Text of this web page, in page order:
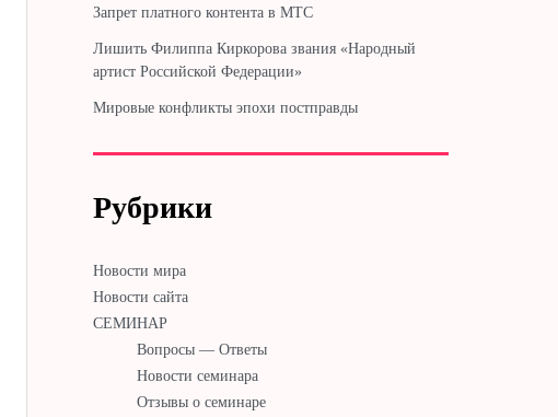
Запрет платного контента в МТС
Лишить Филиппа Киркорова звания «Народный
артист Российской Федерации»
Мировые конфликты эпохи постправды
Рубрики
Новости мира
Новости сайта
СЕМИНАР
Вопросы — Ответы
Новости семинара
Отзывы о семинаре